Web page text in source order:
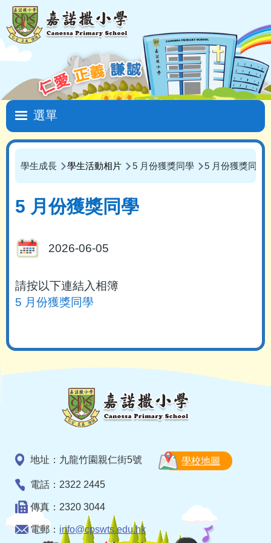
移至主內容
Main
navigation
導
連
學生成長 學生活動相片 5 月份獲獎同學 5 月份獲獎同學
5 月份獲獎同學
2026-06-05
請按以下連結入相簿
5 月份獲獎同學
地址：九龍竹園親仁街5號 學校地圖
電話：2322 2445
傳真：2320 3044
電郵： info@cpswts.edu.hk